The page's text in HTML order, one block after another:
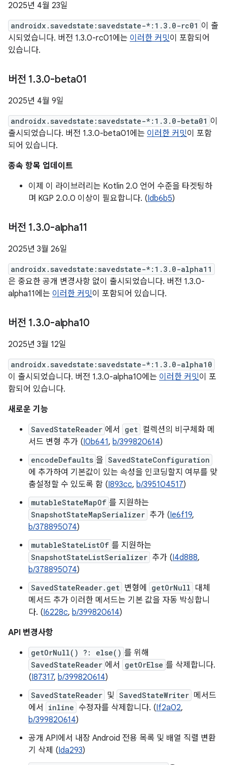
2025년 4월 23일
androidx.savedstate:savedstate-*:1.3.0-rc01 이 출
시되었습니다. 버전 1.3.0-rc01에는 이러한 커밋이 포함되어
있습니다.
버전 1.3.0-beta01
2025년 4월 9일
androidx.savedstate:savedstate-*:1.3.0-beta01 이
출시되었습니다. 버전 1.3.0-beta01에는 이러한 커밋이 포함
되어 있습니다.
종속 항목 업데이트
이제 이 라이브러리는 Kotlin 2.0 언어 수준을 타겟팅하
며 KGP 2.0.0 이상이 필요합니다. (Idb6b5)
버전 1.3.0-alpha11
2025년 3월 26일
androidx.savedstate:savedstate-*:1.3.0-alpha11
은 중요한 공개 변경사항 없이 출시되었습니다. 버전 1.3.0-
alpha11에는 이러한 커밋이 포함되어 있습니다.
버전 1.3.0-alpha10
2025년 3월 12일
androidx.savedstate:savedstate-*:1.3.0-alpha10
이 출시되었습니다. 버전 1.3.0-alpha10에는 이러한 커밋이 포
함되어 있습니다.
새로운 기능
SavedStateReader 에서 get 컬렉션의 비구체화 메
서드 변형 추가 (I0b641, b/399820614)
encodeDefaults 을 SavedStateConfiguration
에 추가하여 기본값이 있는 속성을 인코딩할지 여부를 맞
춤설정할 수 있도록 함 (I893cc, b/395104517)
mutableStateMapOf 를 지원하는
SnapshotStateMapSerializer 추가 (Ie6f19,
b/378895074)
mutableStateListOf 를 지원하는
SnapshotStateListSerializer 추가 (I4d888,
b/378895074)
SavedStateReader.get 변형에 getOrNull 대체
메서드 추가 이러한 메서드는 기본 값을 자동 박싱합니
다. (I6228c, b/399820614)
API 변경사항
getOrNull() ?: else() 를 위해
SavedStateReader 에서 getOrElse 를 삭제합니다.
(I87317, b/399820614)
SavedStateReader 및 SavedStateWriter 메서드
에서
inline 수정자를 삭제합니다. (If2a02,
b/399820614)
공개 API에서 내장 Android 전용 목록 및 배열 직렬 변환
기 삭제 (Ida293)